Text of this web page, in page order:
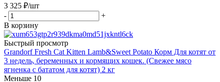
3 325 ₽/шт
-
+
В корзину
Быстрый просмотр
Grandorf Fresh Cat Kitten Lamb&Sweet Potato Корм Для котят от
3 недель, беременных и кормящих кошек. (Свежее мясо
ягненка с бататом для котят) 2 кг
Меньше 10